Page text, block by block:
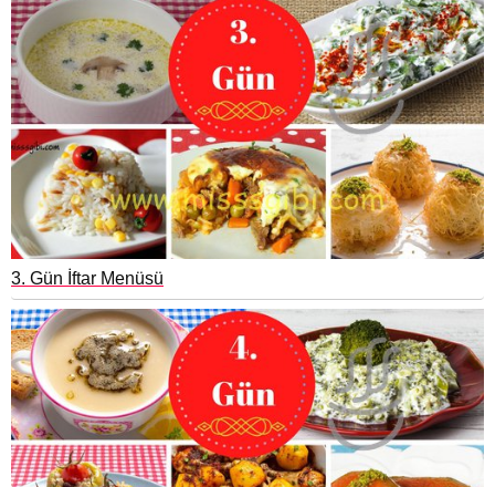
3. Gün İftar Menüsü